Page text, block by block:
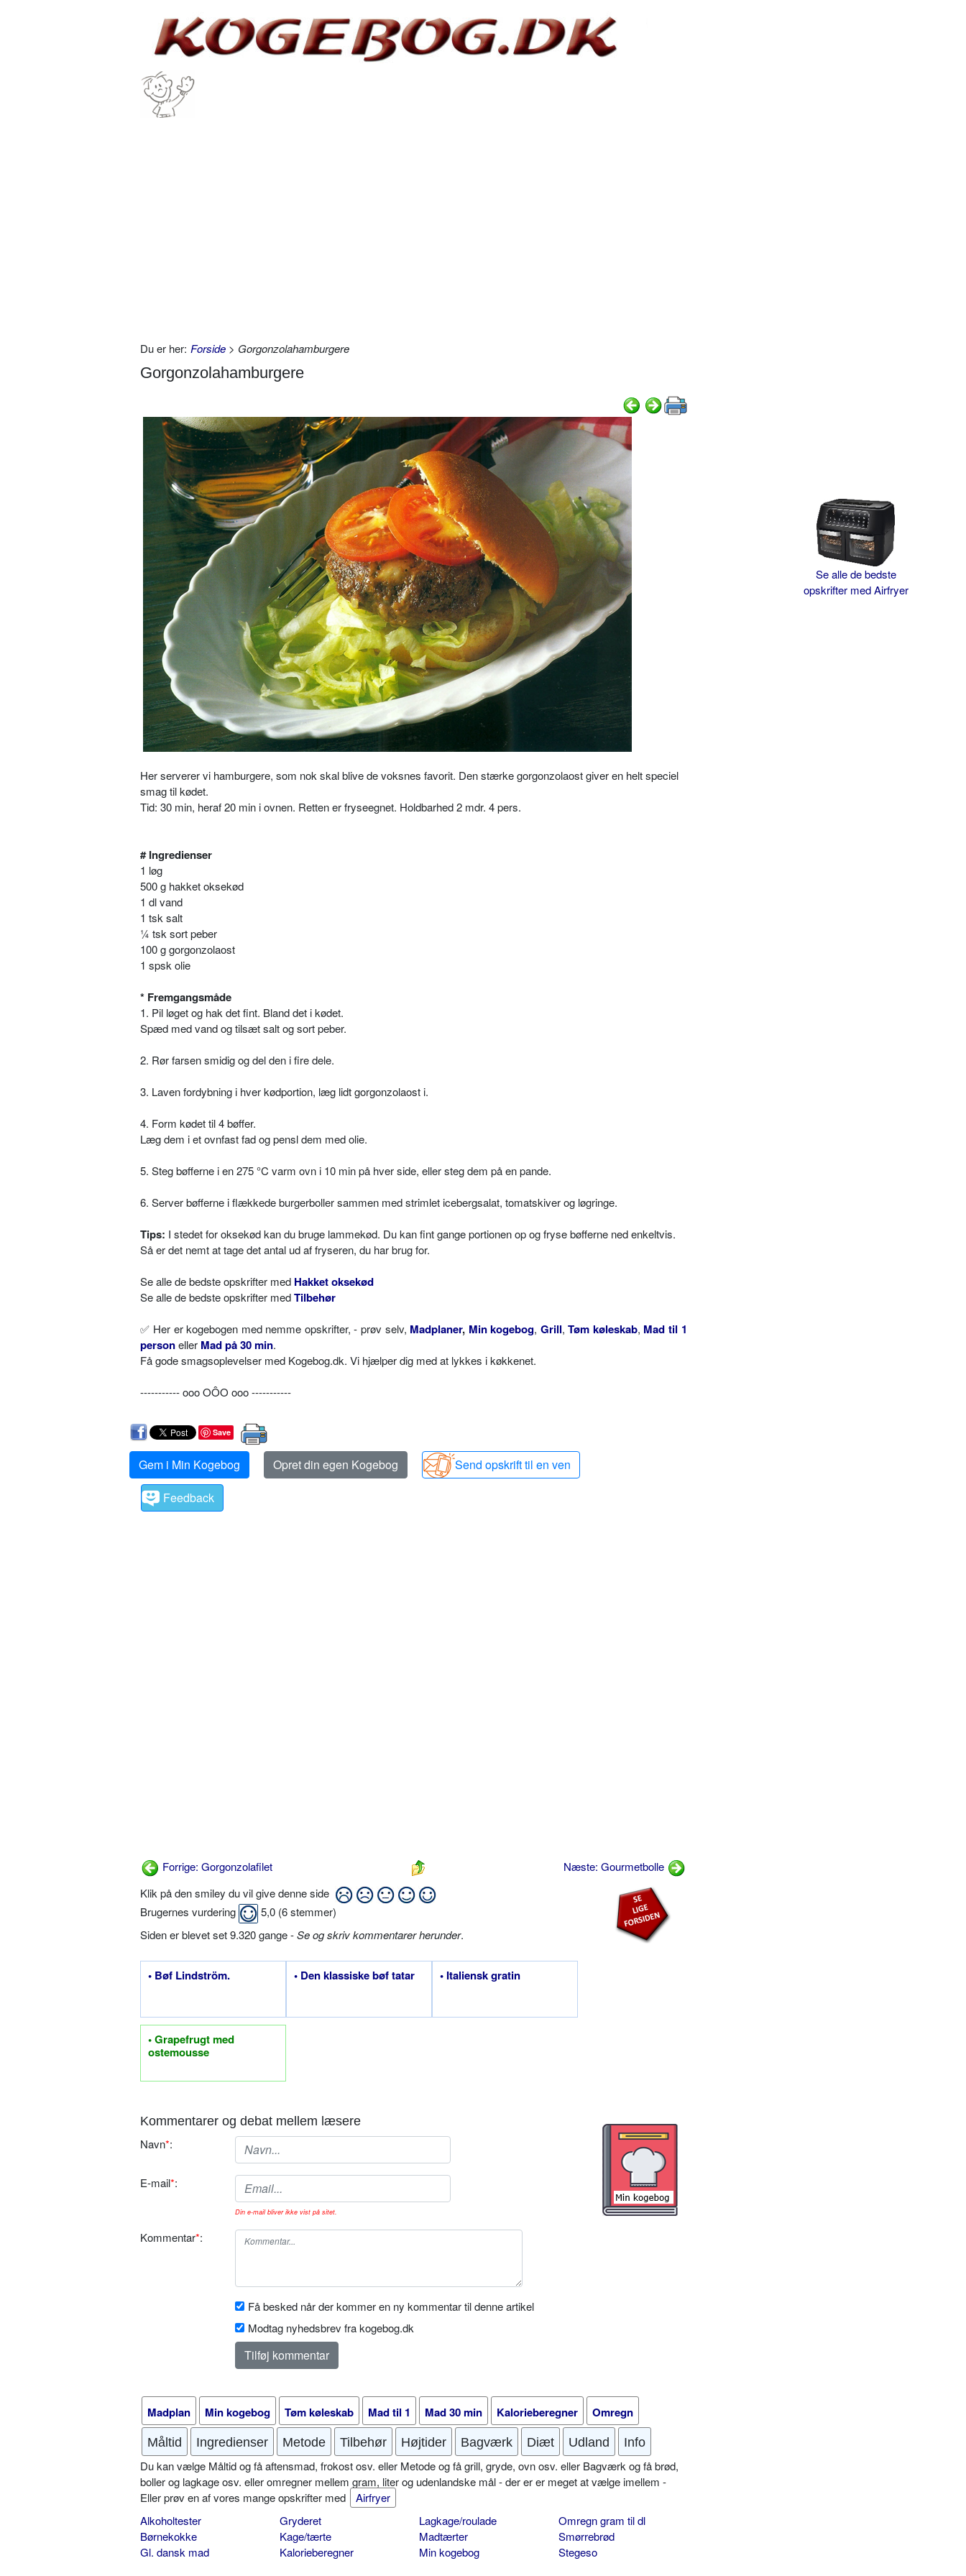
Du er her: Forside > Gorgonzolahamburgere
Gorgonzolahamburgere
Her serverer vi hamburgere, som nok skal blive de voksnes favorit. Den stærke gorgonzolaost giver en helt speciel
smag til kødet.
Tid: 30 min, heraf 20 min i ovnen. Retten er fryseegnet. Holdbarhed 2 mdr. 4 pers.
# Ingredienser
1 løg
500 g hakket oksekød
1 dl vand
1 tsk salt
¼ tsk sort peber
100 g gorgonzolaost
1 spsk olie
* Fremgangsmåde
1. Pil løget og hak det fint. Bland det i kødet.
Spæd med vand og tilsæt salt og sort peber.
2. Rør farsen smidig og del den i fire dele.
3. Laven fordybning i hver kødportion, læg lidt gorgonzolaost i.
4. Form kødet til 4 bøffer.
Læg dem i et ovnfast fad og pensl dem med olie.
5. Steg bøfferne i en 275 °C varm ovn i 10 min på hver side, eller steg dem på en pande.
6. Server bøfferne i flækkede burgerboller sammen med strimlet icebergsalat, tomatskiver og løgringe.
Tips: I stedet for oksekød kan du bruge lammekød. Du kan fint gange portionen op og fryse bøfferne ned enkeltvis.
Så er det nemt at tage det antal ud af fryseren, du har brug for.
Se alle de bedste opskrifter med Hakket oksekød
Se alle de bedste opskrifter medTilbehør
✅ Her er kogebogen med nemme opskrifter, - prøv selv, Madplaner, Min kogebog, Grill,Tøm køleskab, Mad til 1
personeller Mad på 30 min.
Få gode smagsoplevelser med Kogebog.dk. Vi hjælper dig med at lykkes i køkkenet.
----------- ooo OÔO ooo -----------
Save
Gem i Min Kogebog Opret din egen Kogebog
Send opskrift til en ven
Feedback
Forrige: Gorgonzolafilet
Næste: Gourmetbolle
Klik på den smiley du vil give denne side
Brugernes vurdering
5,0 (6stemmer)
Siden er blevet set 9.320 gange -Se og skriv kommentarer herunder.
• Bøf Lindström. • Den klassiske bøf tatar • Italiensk gratin
• Grapefrugt med
ostemousse
Kommentarer og debat mellem læsere
Navn*:
E-mail*:
Din e-mail bliver ikke vist på sitet.
Kommentar*:
Få besked når der kommer en ny kommentar til denne artikel
Modtag nyhedsbrev fra kogebog.dk
Madplan Min kogebog Tøm køleskab Mad til 1 Mad 30 min Kalorieberegner Omregn
Måltid Ingredienser Metode Tilbehør Højtider Bagværk Diæt Udland Info
Du kan vælge Måltid og få aftensmad, frokost osv. eller Metode og få grill, gryde, ovn osv. eller Bagværk og få brød,
boller og lagkage osv. eller omregner mellem gram, liter og udenlandske mål - der er er meget at vælge imellem -
Eller prøv en af vores mange opskrifter med
Airfryer
Alkoholtester
Børnekokke
Gl. dansk mad
Gryderet
Kage/tærte
Kalorieberegner
Lagkage/roulade
Madtærter
Min kogebog
Omregn gram til dl
Smørrebrød
Stegeso
Se alle de bedste
opskrifter med Airfryer